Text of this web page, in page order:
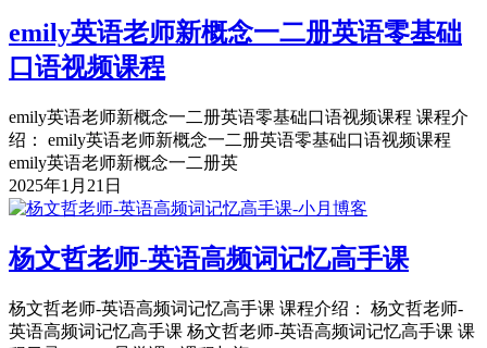
emily英语老师新概念一二册英语零基础
口语视频课程
emily英语老师新概念一二册英语零基础口语视频课程 课程介
绍： emily英语老师新概念一二册英语零基础口语视频课程
emily英语老师新概念一二册英
2025年1月21日
杨文哲老师-英语高频词记忆高手课
杨文哲老师-英语高频词记忆高手课 课程介绍： 杨文哲老师-
英语高频词记忆高手课 杨文哲老师-英语高频词记忆高手课 课